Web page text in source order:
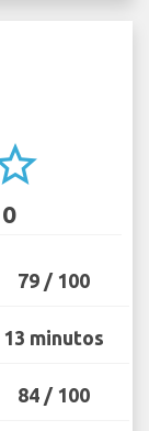
79 / 100
13 minutos
84 / 100